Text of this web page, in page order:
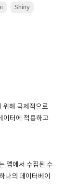
Shiny
위해 국제적으로
터에 적용하고
앱에서 수집된 수
나의 데이터베이